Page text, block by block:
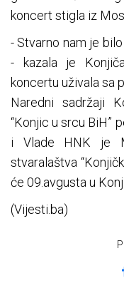
koncert stigla iz
- Stvarno nam je
- kazala je
koncertu uživala sa
Naredni sadržaji
“Konjic u srcu BiH”
i Vlade HNK je
stvaralaštva
će 09.avgusta u
(Vijesti.ba)